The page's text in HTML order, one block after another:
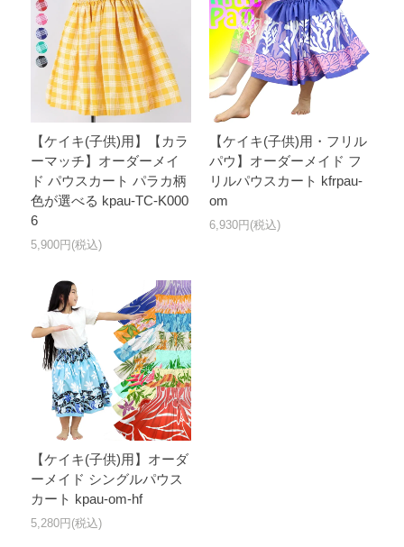
【ケイキ(子供)用】【カラ
ーマッチ】オーダーメイ
ド パウスカート パラカ柄
色が選べる kpau-TC-K000
6
5,900円(税込)
【ケイキ(子供)用・フリル
パウ】オーダーメイド フ
リルパウスカート kfrpau-
om
6,930円(税込)
【ケイキ(子供)用】オーダ
ーメイド シングルパウス
カート kpau-om-hf
5,280円(税込)